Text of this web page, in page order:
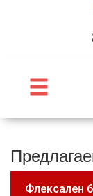
Флексален